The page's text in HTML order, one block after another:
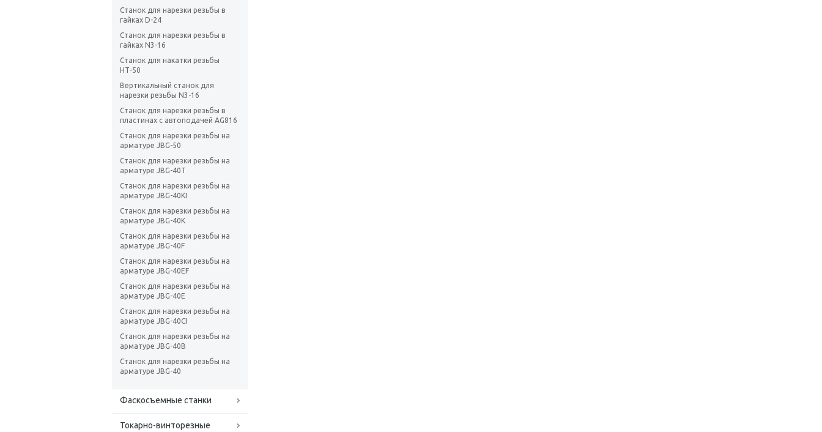
Станок для нарезки резьбы в
гайках D-24
Станок для нарезки резьбы в
гайках N3-16
Станок для накатки резьбы
НТ-50
Вертикальный станок для
нарезки резьбы N3-16
Станок для нарезки резьбы в
пластинах с автоподачей AG816
Станок для нарезки резьбы на
арматуре JBG-50
Станок для нарезки резьбы на
арматуре JBG-40T
Станок для нарезки резьбы на
арматуре JBG-40KI
Станок для нарезки резьбы на
арматуре JBG-40K
Станок для нарезки резьбы на
арматуре JBG-40F
Станок для нарезки резьбы на
арматуре JBG-40EF
Станок для нарезки резьбы на
арматуре JBG-40E
Станок для нарезки резьбы на
арматуре JBG-40CI
Станок для нарезки резьбы на
арматуре JBG-40B
Станок для нарезки резьбы на
арматуре JBG-40
Фаскосъемные станки
Токарно-винторезные